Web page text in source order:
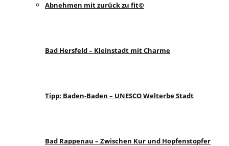
Abnehmen mit zurück zu fit©
Bad Hersfeld – Kleinstadt mit Charme
Tipp: Baden-Baden – UNESCO Welterbe Stadt
Bad Rappenau – Zwischen Kur und Hopfenstopfer